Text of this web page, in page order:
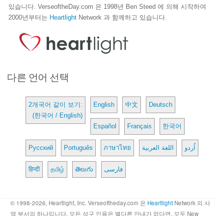
있습니다. VerseoftheDay.com 은 1998년 Ben Steed 에 의해 시작하여
2000년부터는 Heartlight Network 과 함께하고 있습니다.
다른 언어 선택
2개국어 같이 보기:
(한국어 / English)
English 中文 Deutsch
Español Français 한국어
Русский Português ภาษาไทย اللغة العربية اُردو
हिन्दी தமிழ் తెలుగు فارسی
© 1998-2026, Heartlight, Inc. Verseoftheday.com 은 Heartlight Network 의 사
역 부서의 하나입니다. 모든 성구 인용은 별다른 안내가 없다면, 모두 New